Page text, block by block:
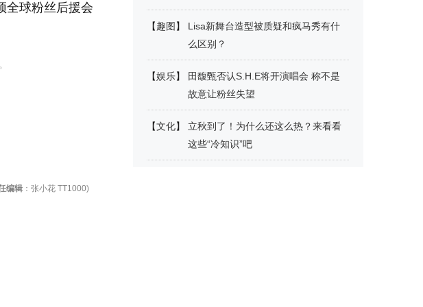
全球粉丝后援会
编辑 ：张小花 TT1000)
【趣图 】
Lisa新舞台造型被质疑和疯马秀有什
么区别？
【娱乐】
田馥甄否认S.H.E将开演唱会 称不是
故意让粉丝失望
【文化】
立秋到了！为什么还这么热？来看看
这些“冷知识”吧